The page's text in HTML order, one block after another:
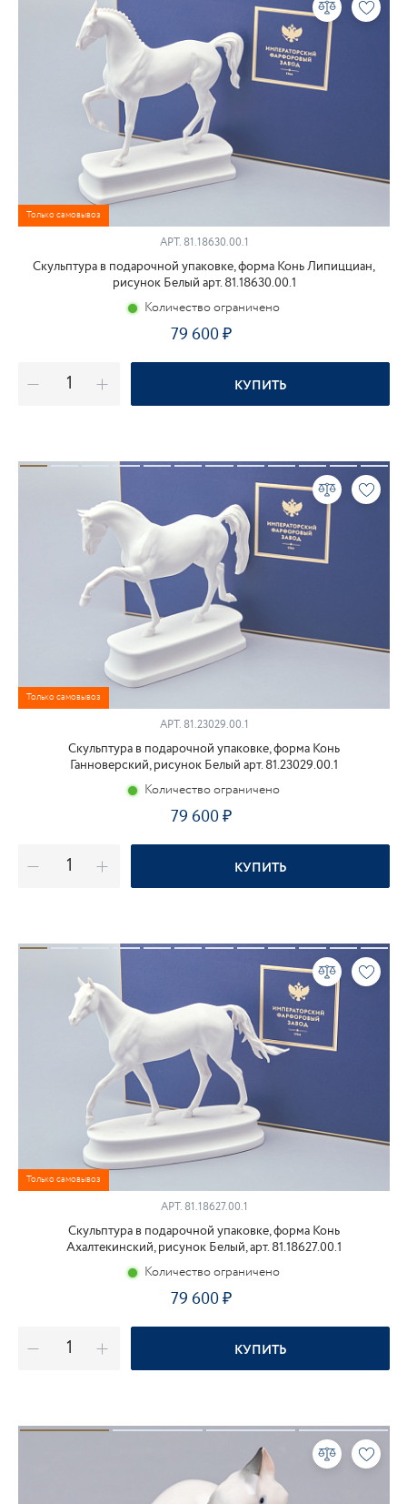
Только самовывоз
АРТ.81.18630.00.1
Скульптура в подарочной упаковке, форма Конь Липицциан,
рисунок Белый арт. 81.18630.00.1
Количество ограничено
79 600
КУПИТЬ
Только самовывоз
АРТ.81.23029.00.1
Скульптура в подарочной упаковке, форма Конь
Ганноверский, рисунок Белый арт. 81.23029.00.1
Количество ограничено
79 600
КУПИТЬ
Только самовывоз
АРТ.81.18627.00.1
Скульптура в подарочной упаковке, форма Конь
Ахалтекинский, рисунок Белый, арт. 81.18627.00.1
Количество ограничено
79 600
КУПИТЬ